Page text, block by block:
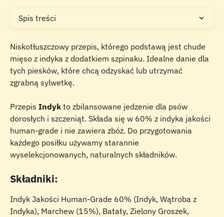
Spis treści
Niskotłuszczowy przepis, którego podstawą jest chude
mięso z indyka z dodatkiem szpinaku. Idealne danie dla
tych piesków, które chcą odzyskać lub utrzymać
zgrabną sylwetkę.
Przepis Indyk to zbilansowane jedzenie dla psów
dorosłych i szczeniąt. Składa się w 60% z indyka jakości
human-grade i nie zawiera zbóż. Do przygotowania
każdego posiłku używamy starannie
wyselekcjonowanych, naturalnych składników.
Składniki:
Indyk Jakości Human-Grade 60% (Indyk, Wątroba z
Indyka), Marchew (15%), Bataty, Zielony Groszek,